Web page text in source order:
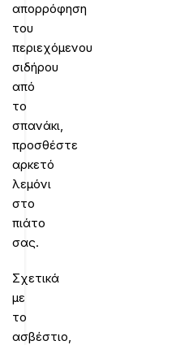
απορρόφηση
του
περιεχόμενου
σιδήρου
από
το
σπανάκι,
προσθέστε
αρκετό
λεμόνι
στο
πιάτο
σας.
Σχετικά
με
το
ασβέστιο,